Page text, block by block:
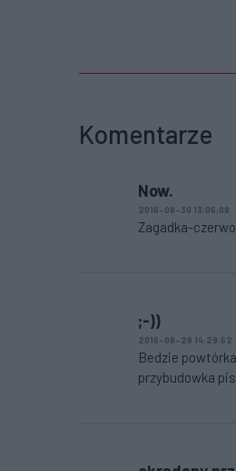
Komentarze
Now.
2016-08-30 13:05:08
Zagadka-
;-))
2016-08-28 14:29:52
Bedzie
przybudowka